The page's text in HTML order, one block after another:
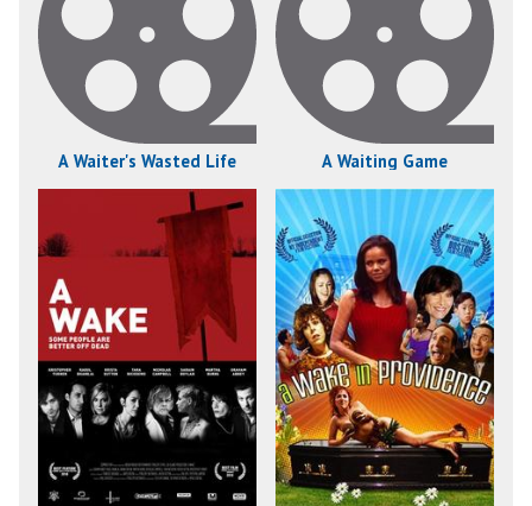
A Waiter's Wasted Life A Waiting Game